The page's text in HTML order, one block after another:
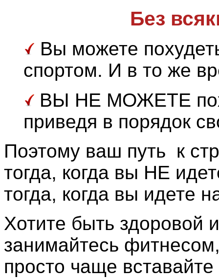
Без
Вы можете
спортом. И в то же
ВЫ НЕ МОЖЕТЕ
приведя в порядок
Поэтому ваш путь к
тогда, когда вы НЕ
тогда, когда вы идете
Хотите быть здоровой
занимайтесь
просто чаще вставайте